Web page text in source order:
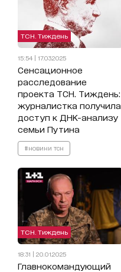
ТСН. Тиждень
15:54 | 17.03.2025
Сенсационное
расследование
проекта ТСН. Тиждень:
журналистка получила
доступ к ДНК-анализу
семьи Путина
#новини тсн
ТСН. Тиждень
18:31 | 20.01.2025
Главнокомандующий